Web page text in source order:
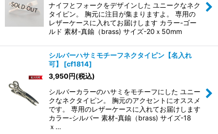
ナイフとフォークをデザインした ユニークなネク
タイピン。 胸元に注目が集まりますよ。 専用の
レザーケースに入れてお届けします カラー-ゴー
ルド 素材-真鍮（brass) サイズ-20ｘ50mm
シルバーハサミモチーフネクタイピン【名入れ
可】
[cf1814]
3,950円(税込)
シルバーカラーのハサミをモチーフにした ユニー
クなネクタイピン。 胸元のアクセントにオススメ
です。 専用のレザーケースに入れてお届けします
カラー-シルバー 素材-真鍮（brass) サイズ-18
ｘ…